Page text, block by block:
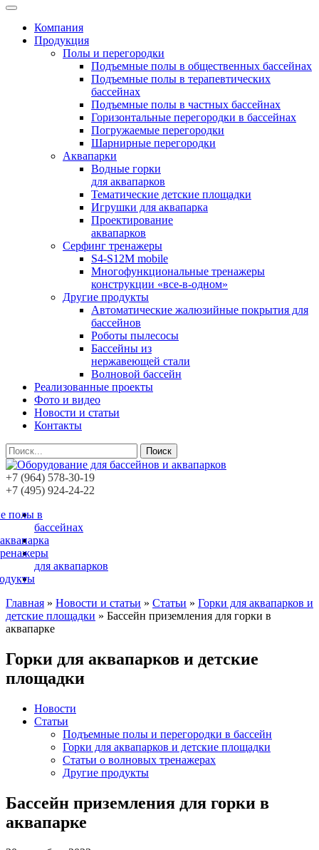
Компания
Продукция
Полы и перегородки
Подъемные полы в общественных бассейнах
Подъемные полы в терапевтических
бассейнах
Подъемные полы в частных бассейнах
Горизонтальные перегородки в бассейнах
Погружаемые перегородки
Шарнирные перегородки
Аквапарки
Водные горки
для аквапарков
Тематические детские площадки
Игрушки для аквапарка
Проектирование
аквапарков
Серфинг тренажеры
S4-S12M mobile
Многофункциональные тренажеры
конструкции «все-в-одном»
Другие продукты
Автоматические жалюзийные покрытия для
бассейнов
Роботы пылесосы
Бассейны из
нержавеющей стали
Волновой бассейн
Реализованные проекты
Фото и видео
Новости и статьи
Контакты
Поиск
+7 (964) 578-30-19
+7 (495) 924-24-22
полы в
бассейнах
для аквапарков
Главная » Новости и статьи » Статьи » Горки для аквапарков и
детские площадки » Бассейн приземления для горки в
аквапарке
Горки для аквапарков и детские
площадки
Новости
Статьи
Подъемные полы и перегородки в бассейн
Горки для аквапарков и детские площадки
Статьи о волновых тренажерах
Другие продукты
Бассейн приземления для горки в
аквапарке